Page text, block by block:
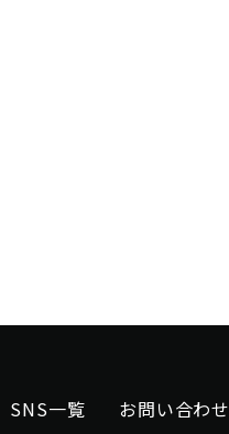
SNS一覧 お問い合わせ